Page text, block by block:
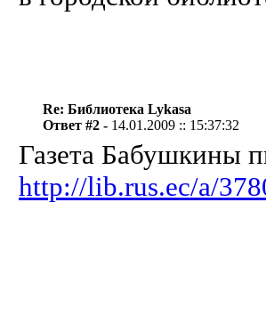
Re: Библиотека Lykasa
Ответ #2 - 14.01.2009 :: 15:37:32
Газета Бабушкины
http://lib.rus.ec/a/